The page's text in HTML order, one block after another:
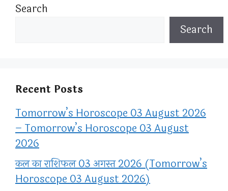
Search
Search
Recent Posts
Tomorrow’s Horoscope 03 August 2026
– Tomorrow’s Horoscope 03 August
2026
कल का राशिफल 03 अगस्त 2026 (Tomorrow’s
Horoscope 03 August 2026)